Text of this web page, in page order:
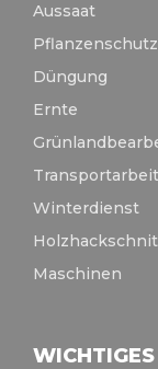
Aussaat
Pflanzenschutz
Düngung
Ernte
Winterdienst
Maschinen
WICHTIGES